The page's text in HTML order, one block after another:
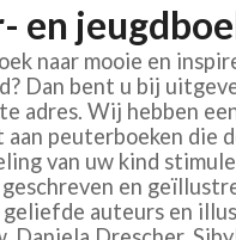
en
naar mooie en
Dan bent u bij
adres. Wij hebben
aan peuterboeken die
van uw kind
en
geliefde auteurs en